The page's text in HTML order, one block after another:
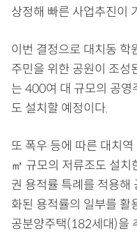
상정해 빠른 사업추진이
이번 결정으로 대치동 학
주민을 위한 공원이 조성
는 400여 대 규모의 공영
도 설치할 예정이다.
또 폭우 등에 따른 대치
㎥ 규모의 저류조도 설치
권 용적률 특례를 적용해
화된 용적률의 일부를
공분양주택(182세대)을